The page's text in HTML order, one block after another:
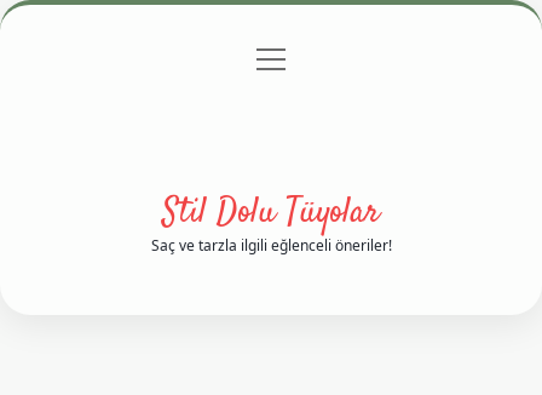
Gizlilik Politikası
menüyü
Stil Dolu Tüyolar
Saç ve tarzla ilgili eğlenceli öneriler!